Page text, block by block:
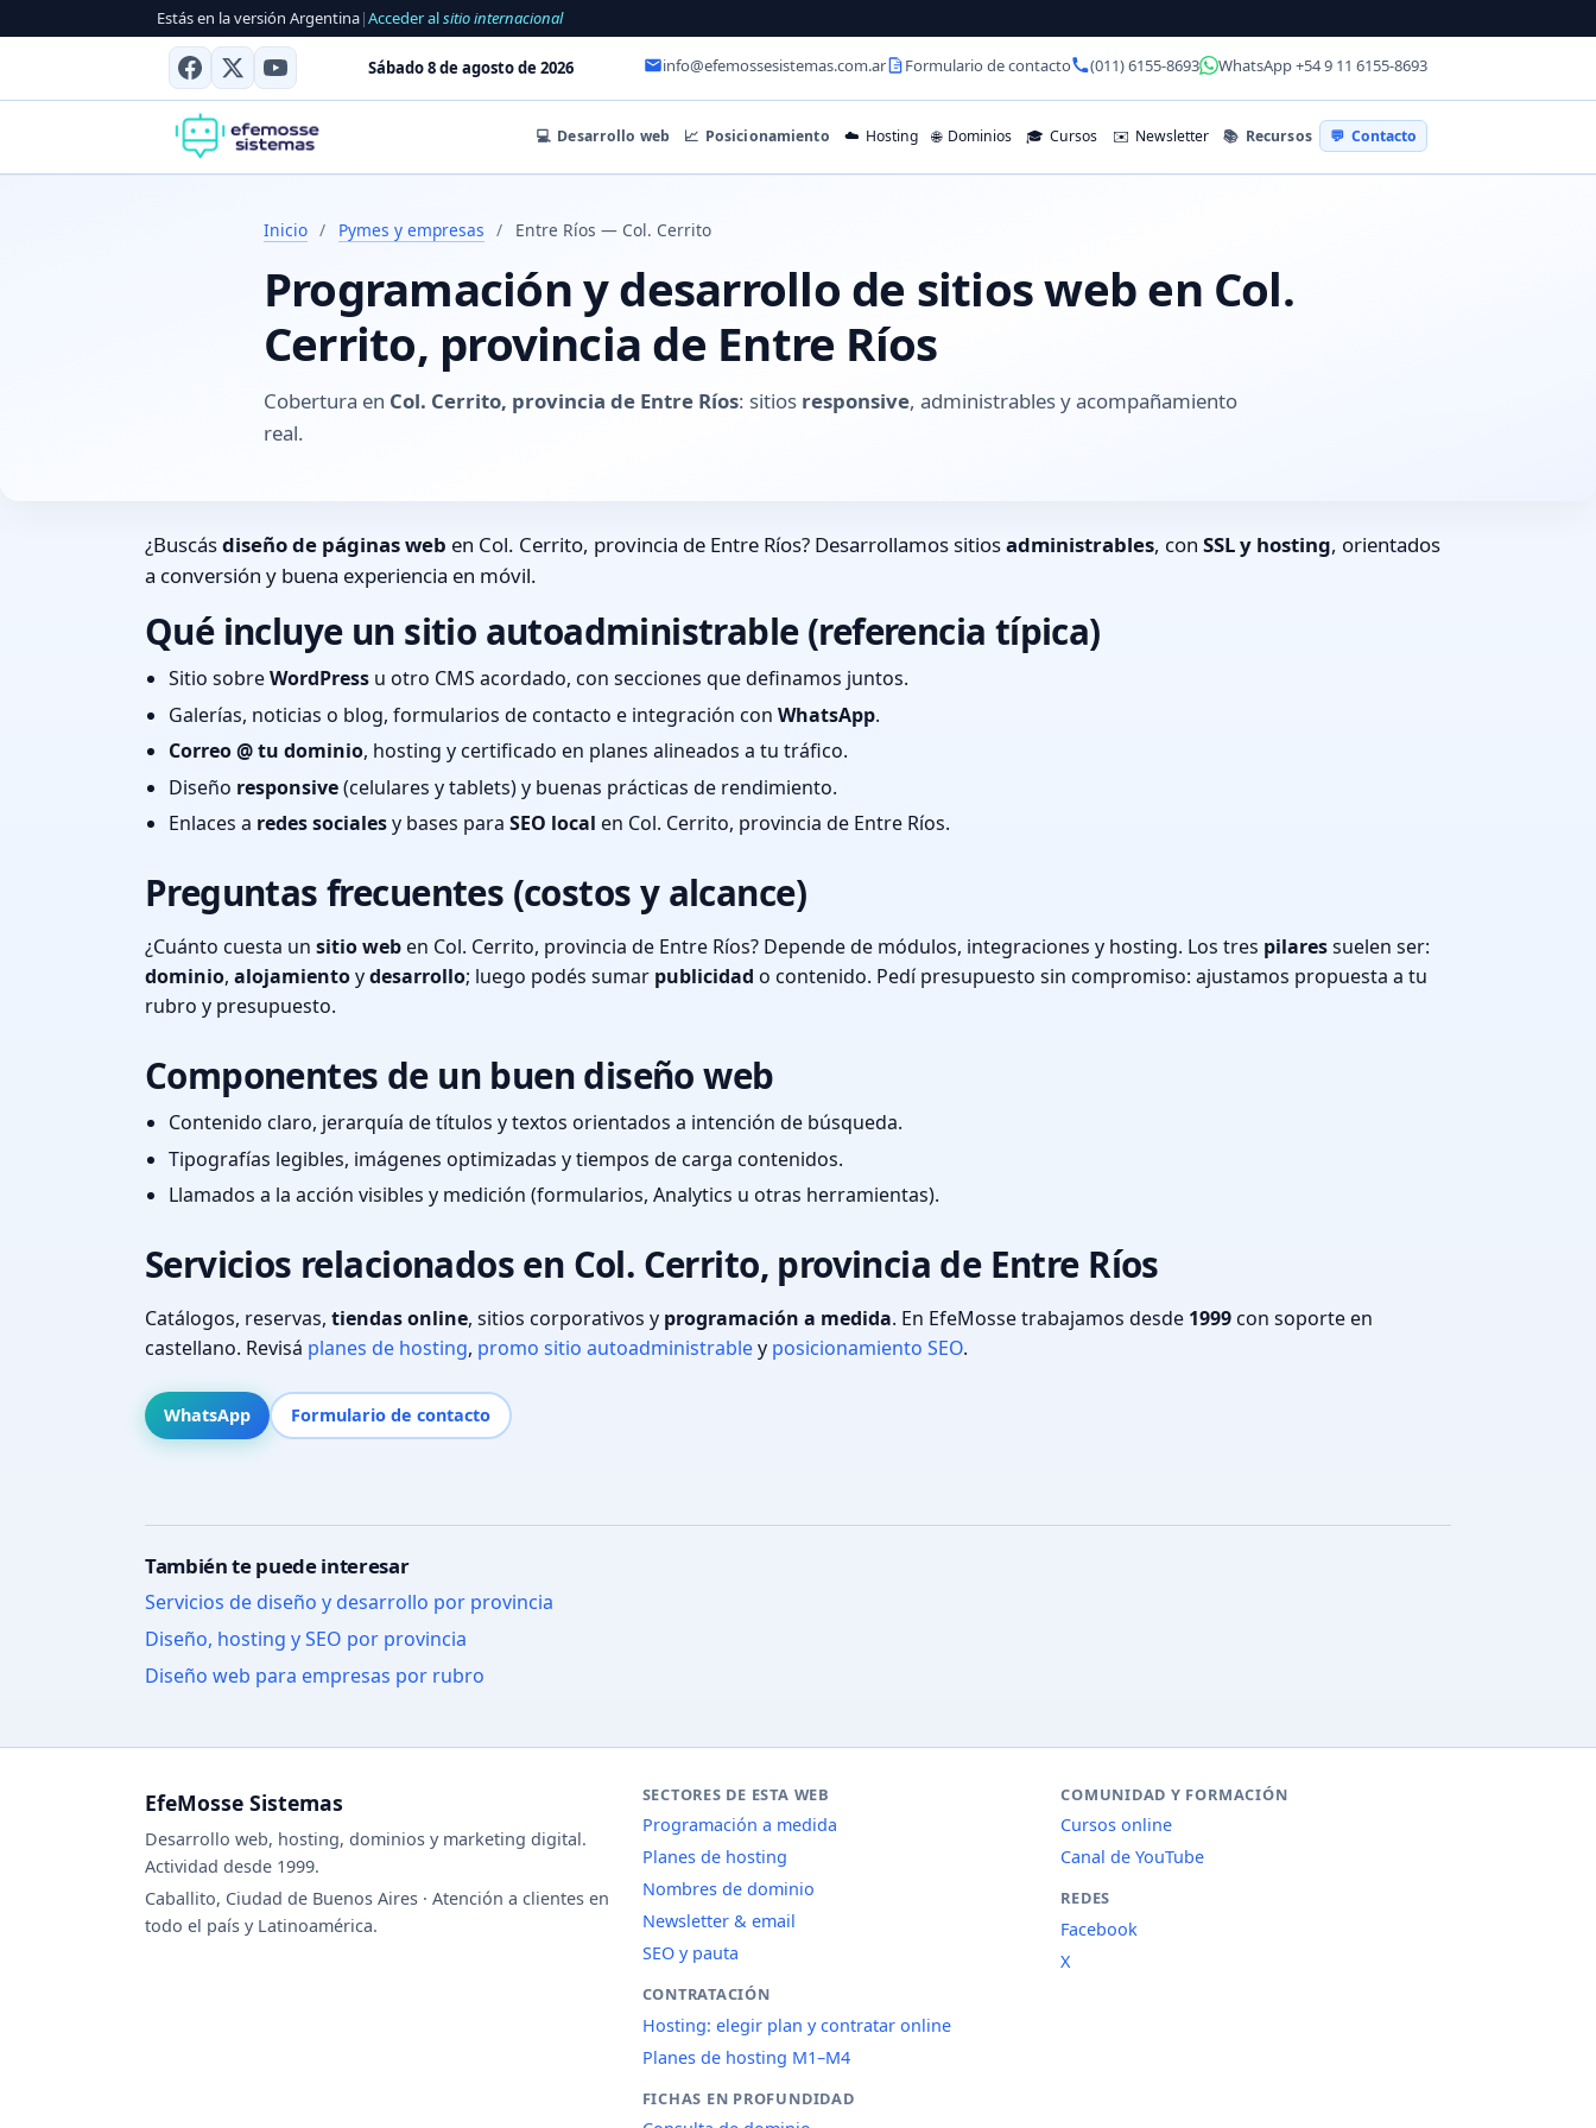
Estás en la versión Argentina|Acceder alsitio internacional
Sábado 8 de agosto de 2026 info@efemossesistemas.com.ar Formulario de contacto (011) 6155-8693 WhatsApp +54 9 11 6155-8693
💻 Desarrollo web 📈 Posicionamiento ☁️ Hosting 🌐 Dominios 🎓 Cursos ✉️ Newsletter 📚 Recursos 💬 Contacto
Inicio / Pymes y empresas / Entre Ríos — Col. Cerrito
Programación y desarrollo de sitios web en Col.
Cerrito, provincia de Entre Ríos
Cobertura en Col. Cerrito, provincia de Entre Ríos: sitios responsive, administrables y acompañamiento
real.
¿Buscásdiseño de páginas web en Col. Cerrito, provincia de Entre Ríos? Desarrollamos sitiosadministrables, con SSL y hosting, orientados
a conversión y buena experiencia en móvil.
Qué incluye un sitio autoadministrable (referencia típica)
Sitio sobreWordPress u otro CMS acordado, con secciones que definamos juntos.
Galerías, noticias o blog, formularios de contacto e integración con WhatsApp.
Correo @ tu dominio, hosting y certificado en planes alineados a tu tráfico.
Diseño responsive(celulares y tablets) y buenas prácticas de rendimiento.
Enlaces a redes socialesy bases para SEO local en Col. Cerrito, provincia de Entre Ríos.
Preguntas frecuentes (costos y alcance)
¿Cuánto cuesta un sitio weben Col. Cerrito, provincia de Entre Ríos? Depende de módulos, integraciones y hosting. Los tres pilaressuelen ser:
dominio, alojamientoydesarrollo; luego podés sumar publicidad o contenido. Pedí presupuesto sin compromiso: ajustamos propuesta a tu
rubro y presupuesto.
Componentes de un buen diseño web
Contenido claro, jerarquía de títulos y textos orientados a intención de búsqueda.
Tipografías legibles, imágenes optimizadas y tiempos de carga contenidos.
Llamados a la acción visibles y medición (formularios, Analytics u otras herramientas).
Servicios relacionados en Col. Cerrito, provincia de Entre Ríos
Catálogos, reservas, tiendas online, sitios corporativos y programación a medida. En EfeMosse trabajamos desde 1999con soporte en
castellano. Revisá planes de hosting, promo sitio autoadministrabley posicionamiento SEO.
WhatsApp Formulario de contacto
También te puede interesar
Servicios de diseño y desarrollo por provincia
Diseño, hosting y SEO por provincia
Diseño web para empresas por rubro
EfeMosse Sistemas
Desarrollo web, hosting, dominios y marketing digital.
Actividad desde 1999.
Caballito, Ciudad de Buenos Aires · Atención a clientes en
todo el país y Latinoamérica.
SECTORES DE ESTA WEB
Programación a medida
Planes de hosting
Nombres de dominio
Newsletter & email
SEO y pauta
CONTRATACIÓN
Hosting: elegir plan y contratar online
Planes de hosting M1–M4
FICHAS EN PROFUNDIDAD
COMUNIDAD Y FORMACIÓN
Cursos online
Canal de YouTube
REDES
Facebook
X